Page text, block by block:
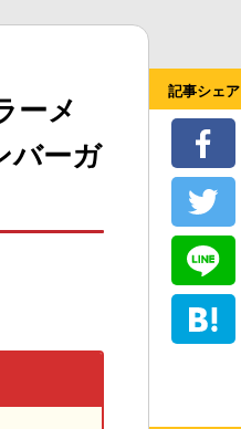
ーメ
バーガ
記事シェア